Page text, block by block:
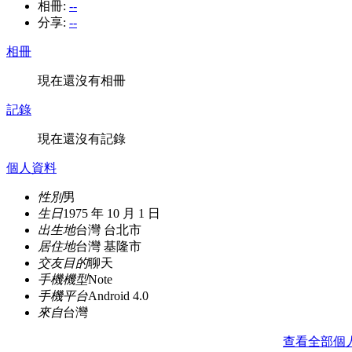
相冊: --
分享: --
相冊
現在還沒有相冊
記錄
現在還沒有記錄
個人資料
性別男
生日1975 年 10 月 1 日
出生地台灣 台北市
居住地台灣 基隆市
交友目的聊天
手機機型Note
手機平台Android 4.0
來自台灣
查看全部個